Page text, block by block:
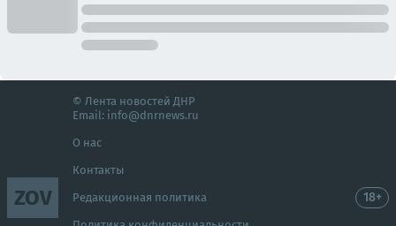
ZOV
© Лента новостей ДНР
Email: info@dnrnews.ru
О нас
Контакты
Редакционная политика 18+